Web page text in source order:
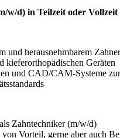
w/d) in Teilzeit oder Vollzeit
und herausnehmbarem
kieferorthopädischen Geräten
und CAD/CAM-Systeme
Zahntechniker (m/w/d)
Vorteil, gerne aber auch